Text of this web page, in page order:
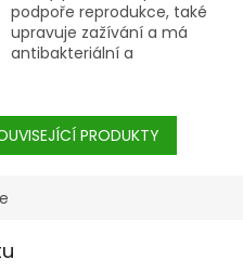
podpoře reprodukce, také
upravuje zažívání a má
antibakteriální a
cushingem, IR a náchylné
na schvácení.PRODUKTY